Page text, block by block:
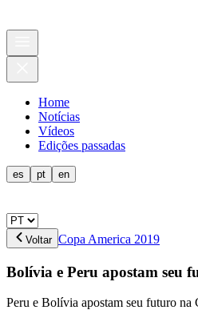
Home
Notícias
Vídeos
Edições passadas
es pt en
Voltar Copa America 2019
Bolívia e Peru apostam seu
Peru e Bolívia apostam seu futuro na